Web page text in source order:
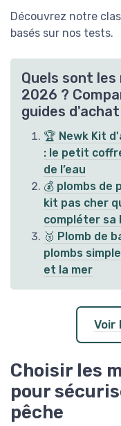
Découvrez notre
basés sur nos tests.
Quels sont
2026 ?
guides d'achat
🏆 Newk Kit
: le petit
de l’eau
💰 plombs de
kit pas cher
compléter sa
🥉 Plomb de
plombs
et la mer
Voir
Choisir les
pour
pêche